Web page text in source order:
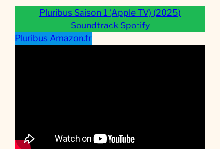
l
S
é
Pluribus Saison 1 (Apple TV) (2025)
Soundtrack Spotify
Pluribus Amazon.fr